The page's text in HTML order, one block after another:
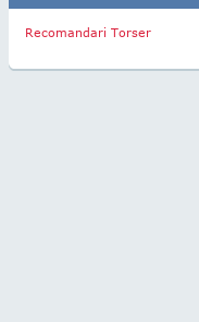
Recomandari Torser